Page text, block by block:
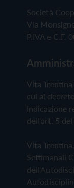
Società
Via
P.IVA e C.F.
Vita
cui al
Indicazione
dell'art. 5 del
Vita
Settimanali